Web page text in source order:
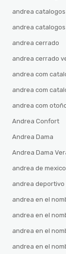
andrea
andrea
andrea cerrado
andrea cerrado
andrea com
andrea com
andrea com
Andrea Confort
Andrea Dama
Andrea Dama
andrea de mexico
andrea deportivo
andrea en el
andrea en el
andrea en el
andrea en el